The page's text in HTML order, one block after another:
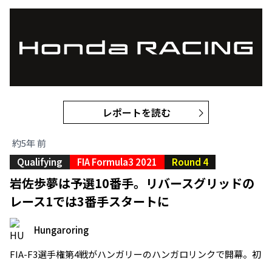
レポートを読む
約5年 前
Qualifying
FIA Formula3 2021 Round 4
岩佐歩夢は予選10番手。リバースグリッドの
レース1では3番手スタートに
Hungaroring
FIA-F3選手権第4戦がハンガリーのハンガロリンクで開幕。初